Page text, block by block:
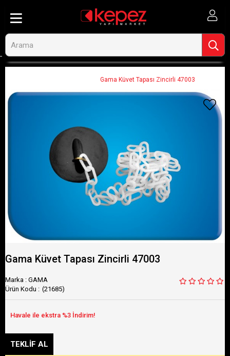
Gama Küvet Tapası Zincirli 47003
Gama Küvet Tapası Zincirli 47003
Marka : GAMA
(21685)